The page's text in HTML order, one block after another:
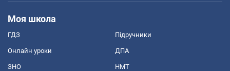
Моя школа
ГДЗ Підручники
Онлайн уроки ДПА
ЗНО НМТ